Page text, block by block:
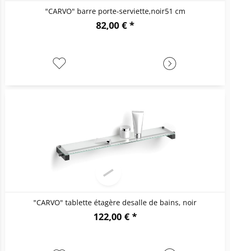
"CARVO" barre porte-serviette,noir51 cm
82,00 € *
"CARVO" tablette étagère desalle de bains, noir
122,00 € *